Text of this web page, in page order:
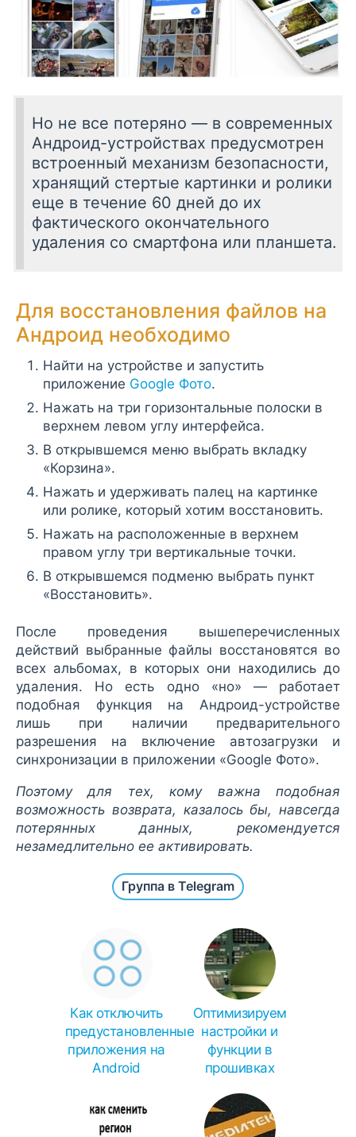
Но не все потеряно — в современных
Андроид-устройствах предусмотрен
встроенный механизм безопасности,
хранящий стертые картинки и ролики
еще в течение 60 дней до их
фактического окончательного
удаления со смартфона или планшета.
Для восстановления файлов на
Андроид необходимо
Найти на устройстве и запустить
приложение Google Фото.
Нажать на три горизонтальные полоски в
верхнем левом углу интерфейса.
В открывшемся меню выбрать вкладку
«Корзина».
Нажать и удерживать палец на картинке
или ролике, который хотим восстановить.
Нажать на расположенные в верхнем
правом углу три вертикальные точки.
В открывшемся подменю выбрать пункт
«Восстановить».
После проведения вышеперечисленных
действий выбранные файлы восстановятся во
всех альбомах, в которых они находились до
удаления. Но есть одно «но» — работает
подобная функция на Андроид-устройстве
лишь при наличии предварительного
разрешения на включение автозагрузки и
синхронизации в приложении «Google Фото».
Поэтому для тех, кому важна подобная
возможность возврата, казалось бы, навсегда
потерянных данных, рекомендуется
незамедлительно ее активировать.
Группа в Telegram
Как отключить
предустановленные
приложения на
Android
Оптимизируем
настройки и
функции в
прошивках